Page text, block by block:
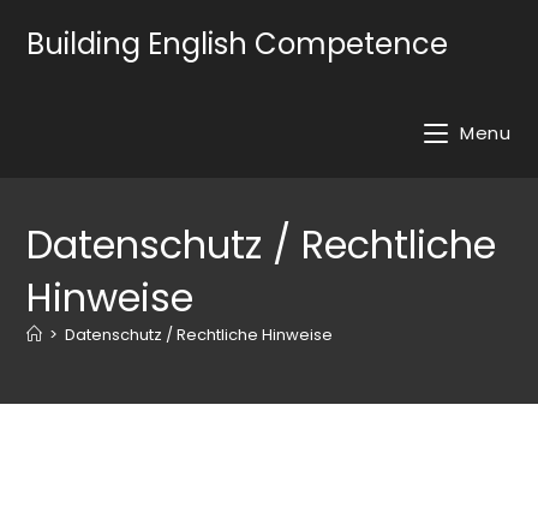
Building English Competence
Menu
Datenschutz / Rechtliche
Hinweise
> Datenschutz / Rechtliche Hinweise